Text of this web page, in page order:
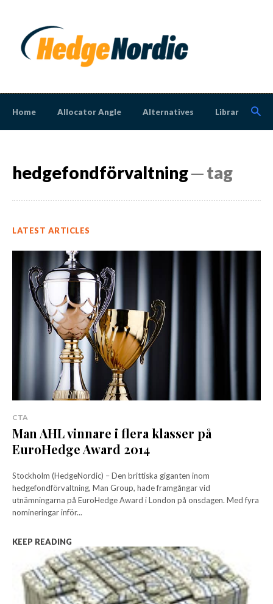
Home Allocator Angle Alternatives Library
hedgefondförvaltning─ tag
LATEST ARTICLES
CTA
Man AHL vinnare i flera klasser på
EuroHedge Award 2014
Stockholm (HedgeNordic) – Den brittiska giganten inom
hedgefondförvaltning, Man Group, hade framgångar vid
utnämningarna på EuroHedge Award i London på onsdagen. Med fyra
nomineringar inför...
KEEP READING